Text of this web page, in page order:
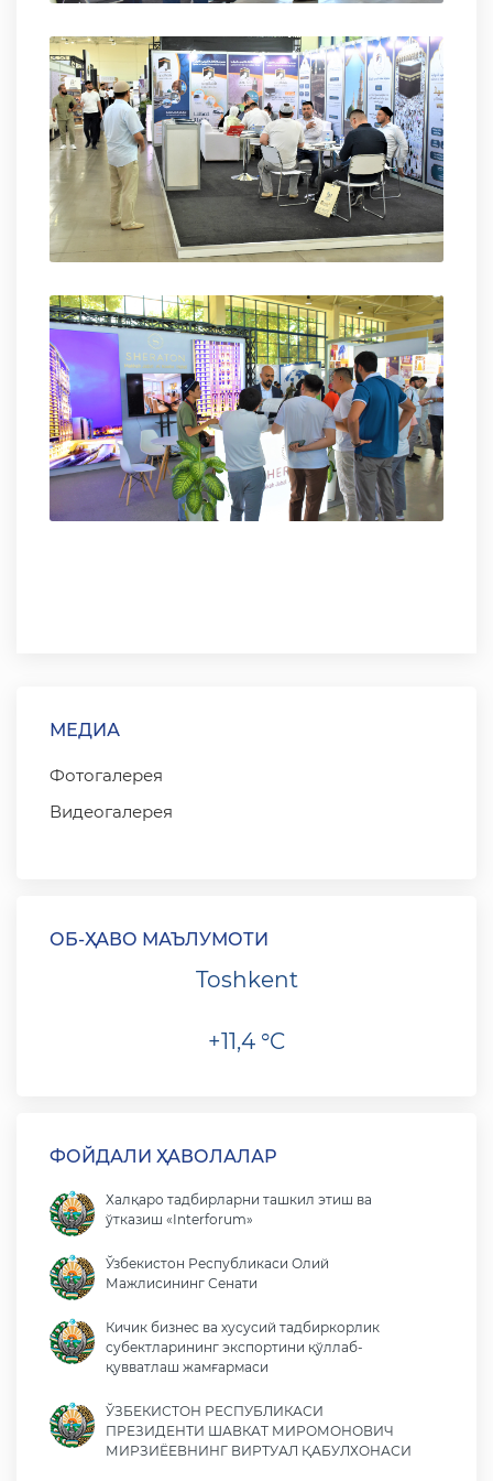
МЕДИА
Фотогалерея
Видеогалерея
ОБ-ҲАВО МАЪЛУМОТИ
Toshkent
+11,4 °C
ФОЙДАЛИ ҲАВОЛАЛАР
Халқаро тадбирларни ташкил этиш ва
ўтказиш «Interforum»
Ўзбекистон Республикаси Олий
Мажлисининг Сенати
Кичик бизнес ва хусусий тадбиркорлик
субектларининг экспортини қўллаб-
қувватлаш жамғармаси
ЎЗБЕКИСТОН РЕСПУБЛИКАСИ
ПРЕЗИДЕНТИ ШАВКАТ МИРОМОНОВИЧ
МИРЗИЁЕВНИНГ ВИРТУАЛ ҚАБУЛХОНАСИ